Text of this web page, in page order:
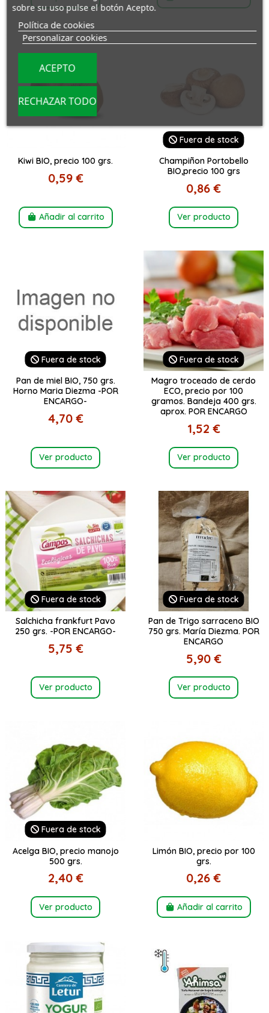
Kiwi BIO, precio 100 grs.
0,59 €
Añadir al carrito
Fuera de stock
Champiñon Portobello
BIO,precio 100 grs
0,86 €
Ver producto
Fuera de stock
Pan de miel BIO, 750 grs.
Horno Maria Diezma -POR
ENCARGO-
4,70 €
Ver producto
Fuera de stock
Magro troceado de cerdo
ECO, precio por 100
gramos. Bandeja 400 grs.
aprox. POR ENCARGO
1,52 €
Ver producto
Fuera de stock
Salchicha frankfurt Pavo
250 grs. -POR ENCARGO-
5,75 €
Ver producto
Fuera de stock
Pan de Trigo sarraceno BIO
750 grs. María Diezma. POR
ENCARGO
5,90 €
Ver producto
Fuera de stock
Acelga BIO, precio manojo
500 grs.
2,40 €
Ver producto
Limón BIO, precio por 100
grs.
0,26 €
Añadir al carrito
sobre su uso pulse el botón Acepto.
Política de cookies
Personalizar cookies
RECHAZAR TODO
ACEPTO